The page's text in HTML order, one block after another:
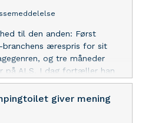
til den anden: Først
branchens ærespris for sit
og tre måneder
på ALS. I dag fortæller han
håb og livet. Ikke om ALS.
giver mening